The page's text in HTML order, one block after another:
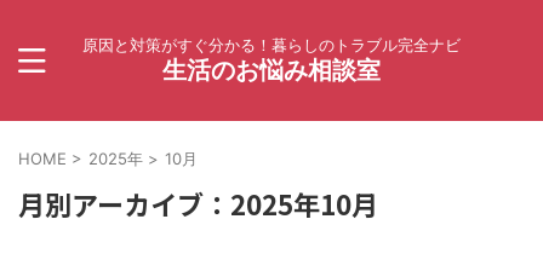
原因と対策がすぐ分かる！暮らしのトラブル完全ナビ
生活のお悩み相談室
HOME > 2025年 > 10月
月別アーカイブ：2025年10月